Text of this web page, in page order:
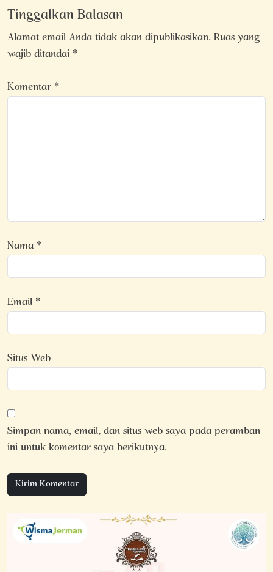
Tinggalkan Balasan
Alamat email Anda tidak akan dipublikasikan.Ruas yang
wajib ditandai*
Komentar*
Nama*
Email*
Situs Web
Simpan nama, email, dan situs web saya pada peramban
ini untuk komentar saya berikutnya.